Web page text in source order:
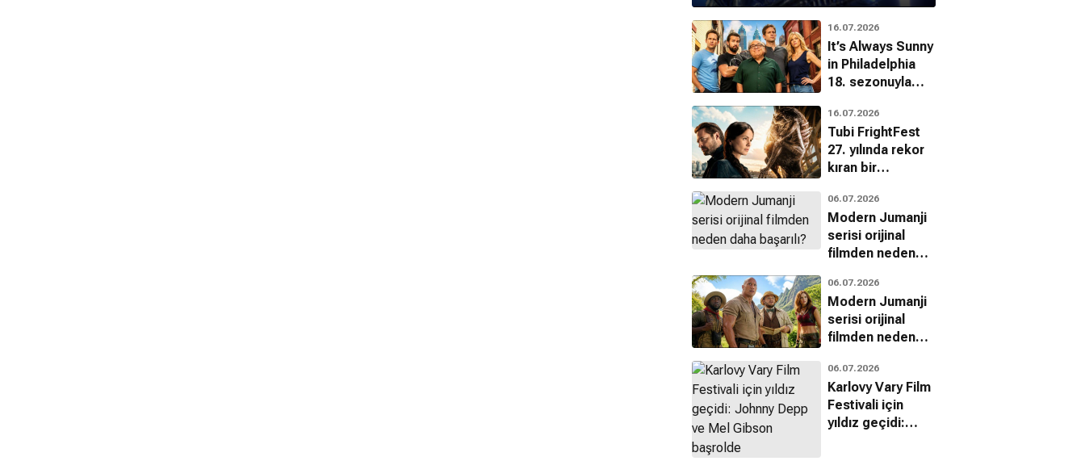
16.07.2026
It’s Always Sunny
in Philadelphia
18. sezonuyla
16.07.2026
Tubi FrightFest
27. yılında rekor
kıran bir
dönüyor
06.07.2026
Modern Jumanji
serisi orijinal
filmden neden
06.07.2026
Modern Jumanji
serisi orijinal
filmden neden
06.07.2026
Karlovy Vary Film
Festivali için
yıldız geçidi: